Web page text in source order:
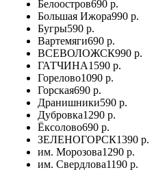
Белоостров690 р.
Большая Ижора990 р.
Бугры590 р.
Вартемяги690 р.
ВСЕВОЛОЖСК990 р.
ГАТЧИНА1590 р.
Горелово1090 р.
Горская690 р.
Дранишники590 р.
Дубровка1290 р.
Ёксолово690 р.
ЗЕЛЕНОГОРСК1390 р.
им. Морозова1290 р.
им. Свердлова1190 р.